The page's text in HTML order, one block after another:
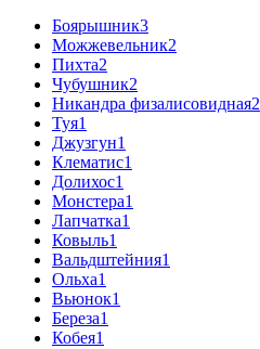
Боярышник3
Можжевельник2
Пихта2
Чубушник2
Никандра физалисовидная2
Туя1
Джузгун1
Клематис1
Долихос1
Монстера1
Лапчатка1
Ковыль1
Вальдштейния1
Ольха1
Вьюнок1
Береза1
Кобея1